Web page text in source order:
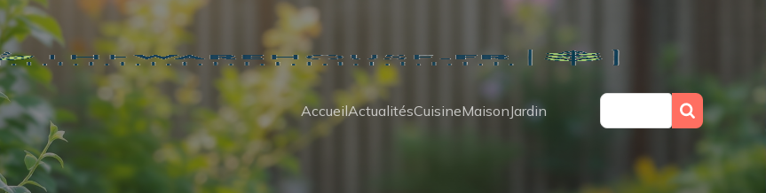
AccueilActualitésCuisineMaisonJardin